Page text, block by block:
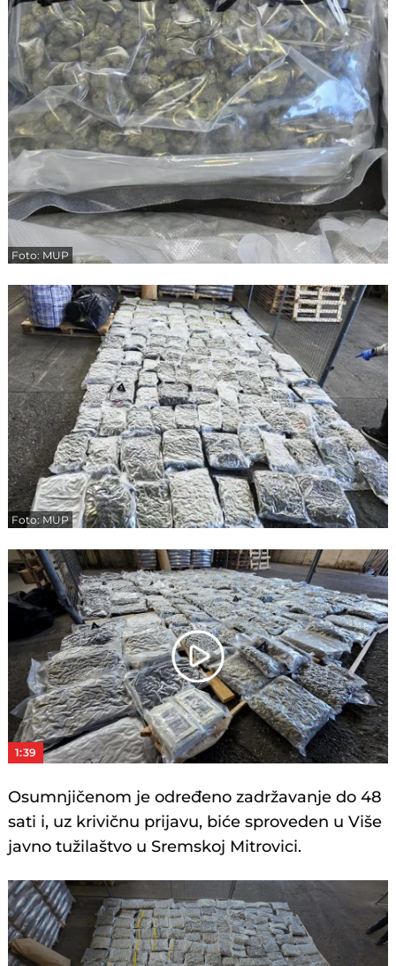
Foto: MUP
Foto: MUP
Play
Video
1:39
Osumnjičenom je određeno zadržavanje do 48
sati i, uz krivičnu prijavu, biće sproveden u Više
javno tužilaštvo u Sremskoj Mitrovici.